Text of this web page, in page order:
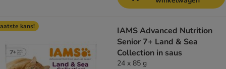
kans!
IAMS Advanced Nutrition
Senior 7+ Land & Sea
Collection in saus
24 x 85 g